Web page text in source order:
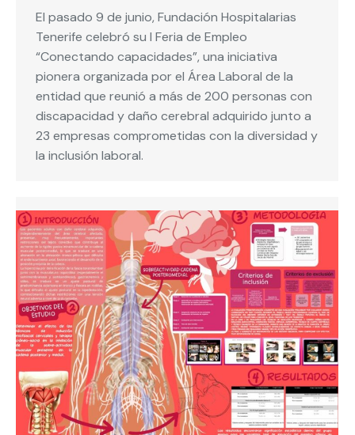
El pasado 9 de junio, Fundación Hospitalarias
Tenerife celebró su I Feria de Empleo
“Conectando capacidades”, una iniciativa
pionera organizada por el Área Laboral de la
entidad que reunió a más de 200 personas con
discapacidad y daño cerebral adquirido junto a
23 empresas comprometidas con la diversidad y
la inclusión laboral.